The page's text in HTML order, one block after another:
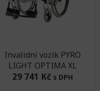
Invalidní vozík PYRO
LIGHT OPTIMA XL
29 741 Kč s DPH